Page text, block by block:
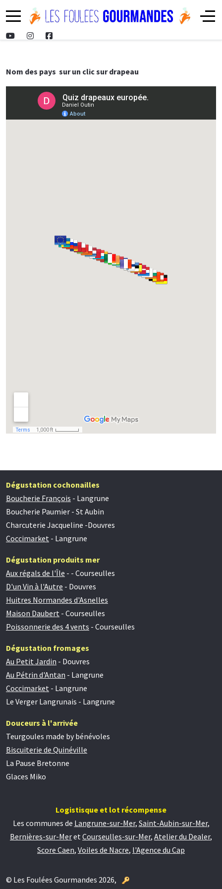
Mobile Menu Toggle Off-
Nom des pays sur un clic sur drapeau
Dégustation cochonailles
Boucherie François - Langrune
Boucherie Paumier - St Aubin
Charcuterie Jacqueline -Douvres
Coccimarket - Langrune
Dégustation produits mer
Aux régals de l'Île - - Courseulles
D'un Vin à l'Autre - Douvres
Huitres Normandes d'Asnelles
Maison Daubert - Courseulles
Poissonnerie des 4 vents - Courseulles
Dégustation fromages
Au Petit Jardin - Douvres
Au Pétrin d'Antan - Langrune
Coccimarket - Langrune
Le Verger Langrunais - Langrune
Douceurs à l'arrivée
Teurgoules made by bénévoles
Biscuiterie de Quinéville
La Pause Bretonne
Glaces Miko
Logistisque et lot récompense
Les communes de Langrune-sur-Mer, Saint-Aubin-sur-Mer,
Bernières-sur-MeretCourseulles-sur-Mer, Atelier du Dealer,
Score Caen, Voiles de Nacre, l'Agence du Cap
© Les Foulées Gourmandes 2026,